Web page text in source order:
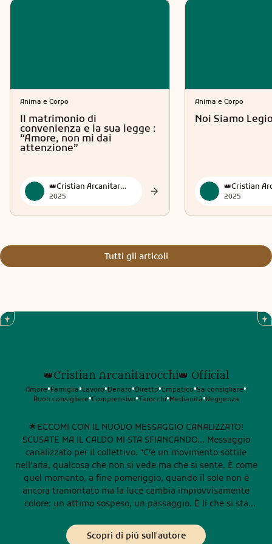
Anima e Corpo
Il matrimonio di
convenienza e la sua legge :
“Amore, non mi dai
attenzione”
👑Cristian Arcanitarocchi👑 Official
2025
Anima e Corpo
Noi Siamo
2025
Tutti gli articoli
👑Cristian Arcanitarocchi👑 Official
Amore•Famiglia•Lavoro•Denaro•Diretto•Empatico•Sa consigliare•
Buon consigliere•Comprensivo•Tarocchi•Medianità•Veggenza
🌟ECCOMI CON IL NUOVO MESSAGGIO CANALIZZATO!
SCUSATE MA IL CALDO MI STA SFIANCANDO... Messaggio
canalizzato per il collettivo. "C’è un movimento sottile
nell’aria, qualcosa che non si vede ma che si sente. È come
quel momento, a fine pomeriggio, quando il sole non è
ancora tramontato ma la luce cambia improvvisamente
colore: un attimo sospeso, un passaggio. È lì che si sta
giorni, molti stanno percependo una sorta di “richiamo
interno”, un invito a fermarsi un momento e ascoltare. Non
Scopri di più sull'autore